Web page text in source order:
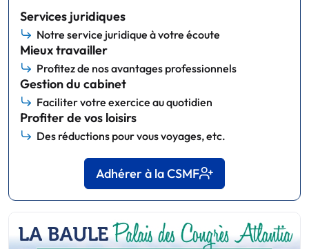
Services juridiques
Notre service juridique à votre écoute
Mieux travailler
Profitez de nos avantages professionnels
Gestion du cabinet
Faciliter votre exercice au quotidien
Profiter de vos loisirs
Des réductions pour vous voyages, etc.
Adhérer à la CSMF